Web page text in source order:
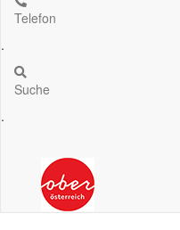
Telefon
.
Suche
.